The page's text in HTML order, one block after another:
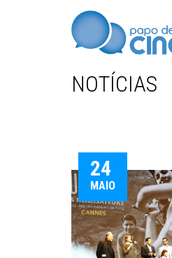
NOTÍCIAS
24
MAIO